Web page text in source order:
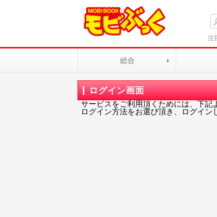
注
総合
ログイン画面
サービスをご利用頂くためには、下記
ログイン方法をお選び頂き、ログイン